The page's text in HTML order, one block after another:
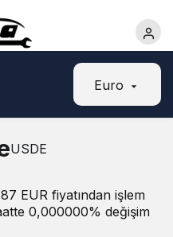
Euro
USDE
EUR fiyatından işlem
0,000000% değişim